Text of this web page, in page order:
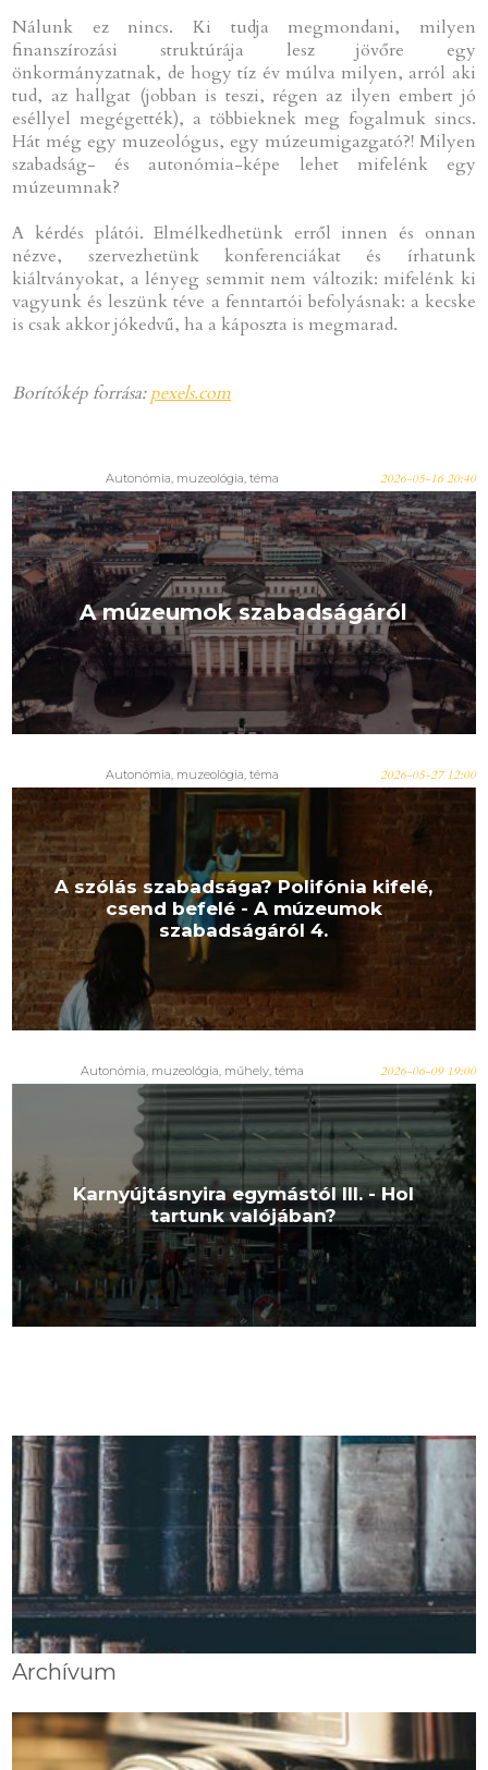
Nálunk ez nincs. Ki tudja megmondani, milyen
finanszírozási struktúrája lesz jövőre egy
önkormányzatnak, de hogy tíz év múlva milyen, arról aki
tud, az hallgat (jobban is teszi, régen az ilyen embert jó
eséllyel megégették), a többieknek meg fogalmuk sincs.
Hát még egy muzeológus, egy múzeumigazgató?! Milyen
szabadság- és autonómia-képe lehet mifelénk egy
múzeumnak?
A kérdés plátói. Elmélkedhetünk erről innen és onnan
nézve, szervezhetünk konferenciákat és írhatunk
kiáltványokat, a lényeg semmit nem változik: mifelénk ki
vagyunk és leszünk téve a fenntartói befolyásnak: a kecske
is csak akkor jókedvű, ha a káposzta is megmarad.
Borítókép forrása:pexels.com
Autonómia, muzeológia, téma 2026-05-16 20:40
A múzeumok szabadságáról
Autonómia, muzeológia, téma 2026-05-27 12:00
A szólás szabadsága? Polifónia kifelé,
csend befelé - A múzeumok
szabadságáról 4.
Autonómia, muzeológia, műhely, téma 2026-06-09 19:00
Karnyújtásnyira egymástól III. - Hol
tartunk valójában?
Archívum